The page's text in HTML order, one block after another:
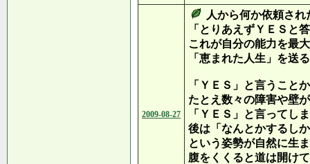
2009-08-27
人から何か依頼され
「とりあえずＹＥＳと
これが自分の能力を最
「恵まれた人生」を送
「ＹＥＳ」と言うこと
たとえ数々の障害や壁
「ＹＥＳ」と言ってし
後は「なんとかするし
という姿勢が自然に生
腹をくくると道は開け